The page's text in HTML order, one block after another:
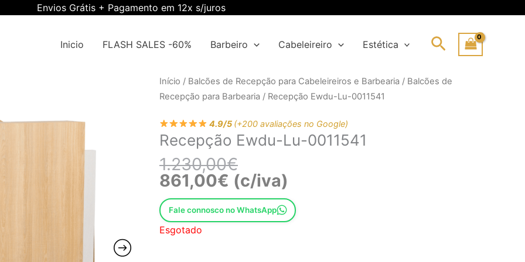
Envios Grátis + Pagamento em 12x s/juros
Inicio FLASH SALES -60% Barbeiro Cabeleireiro Estética Search
Início / Balcões de Recepção para Cabeleireiros e Barbearia / Balcões de
Recepção para Barbearia / Recepção Ewdu-Lu-0011541
4.9/5 (+200 avaliações no Google)
Recepção Ewdu-Lu-0011541
1.230,00€
O
preço
era:
1.230,00€.
O
preço
é:
861,00€.
861,00€ (c/iva)
Fale connosco no WhatsApp
Esgotado